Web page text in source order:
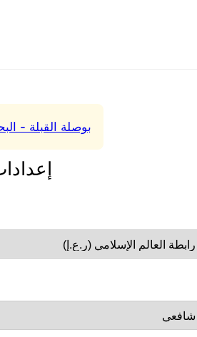
بوصلة القبلة -